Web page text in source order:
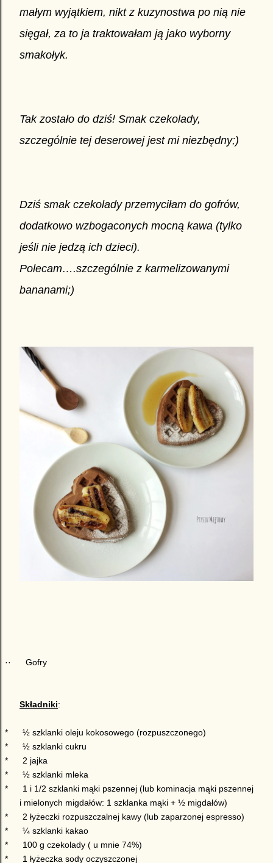
małym wyjątkiem, nikt z kuzynostwa po nią nie
sięgał, za to ja traktowałam ją jako wyborny
smakołyk.
Tak zostało do dziś! Smak czekolady,
szczególnie tej deserowej jest mi niezbędny;)
Dziś smak czekolady przemyciłam do gofrów,
dodatkowo wzbogaconych mocną kawa (tylko
jeśli nie jedzą ich dzieci).
Polecam….szczególnie z karmelizowanymi
bananami;)
·· Gofry
Składniki:
*
½ szklanki oleju kokosowego (rozpuszczonego)
*
½ szklanki cukru
*
2 jajka
*
½ szklanki mleka
*
1 i 1/2 szklanki mąki pszennej (lub kominacja mąki pszennej
i mielonych migdałów: 1 szklanka mąki + ½ migdałów)
*
2 łyżeczki rozpuszczalnej kawy (lub zaparzonej espresso)
*
¼ szklanki kakao
*
100 g czekolady ( u mnie 74%)
*
1 łyżeczka sody oczyszczonej